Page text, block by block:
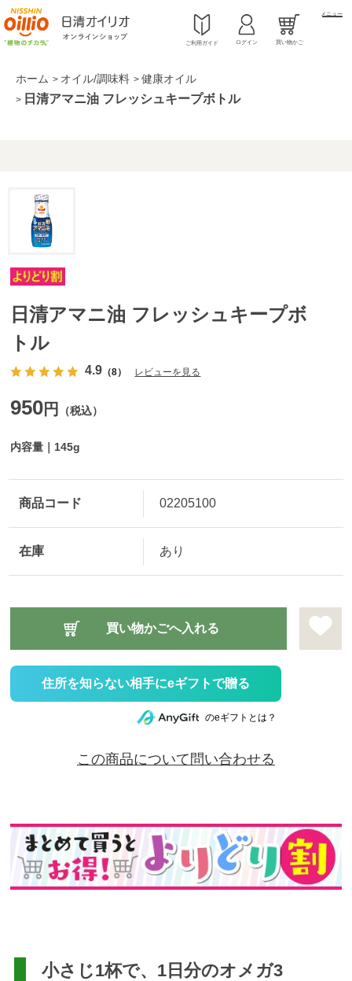
ご利用ガイド ログイン 買い物かご
メニュー
ホーム > オイル/調味料 > 健康オイル
> 日清アマニ油 フレッシュキープボトル
日清アマニ油 フレッシュキープボ
トル
4.9 （8） レビューを見る
内容量｜145g
950円 （税込）
商品コード 02205100
在庫 あり
住所を知らない相手にeギフトで贈る
のeギフトとは？
この商品について問い合わせる
小さじ1杯で、1日分のオメガ3